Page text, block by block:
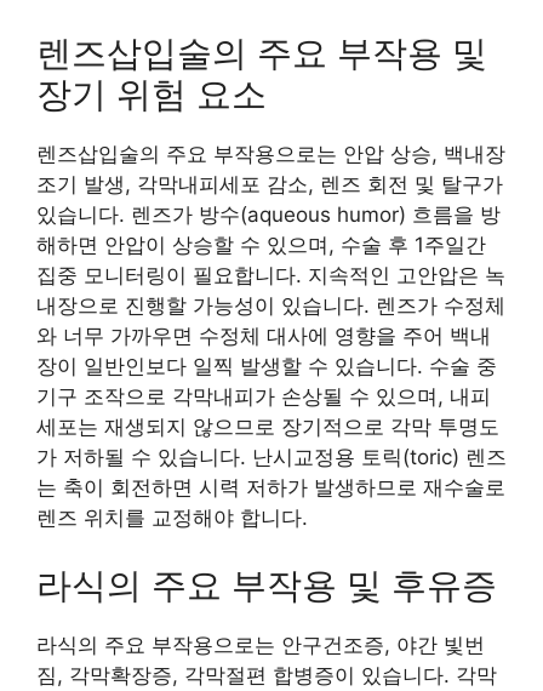
렌즈삽입술의 주요 부작용 및
장기 위험 요소
렌즈삽입술의 주요 부작용으로는 안압 상승, 백내장
조기 발생, 각막내피세포 감소, 렌즈 회전 및 탈구가
있습니다. 렌즈가 방수(aqueous humor) 흐름을 방
해하면 안압이 상승할 수 있으며, 수술 후 1주일간
집중 모니터링이 필요합니다. 지속적인 고안압은 녹
내장으로 진행할 가능성이 있습니다. 렌즈가 수정체
와 너무 가까우면 수정체 대사에 영향을 주어 백내
장이 일반인보다 일찍 발생할 수 있습니다. 수술 중
기구 조작으로 각막내피가 손상될 수 있으며, 내피
세포는 재생되지 않으므로 장기적으로 각막 투명도
가 저하될 수 있습니다. 난시교정용 토릭(toric) 렌즈
는 축이 회전하면 시력 저하가 발생하므로 재수술로
렌즈 위치를 교정해야 합니다.
라식의 주요 부작용 및 후유증
라식의 주요 부작용으로는 안구건조증, 야간 빛번
짐, 각막확장증, 각막절편 합병증이 있습니다. 각막